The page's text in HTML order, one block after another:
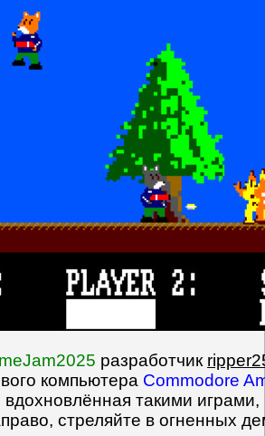
разработчик
компьютера Commodore
такими играми,
стреляйте в огненных